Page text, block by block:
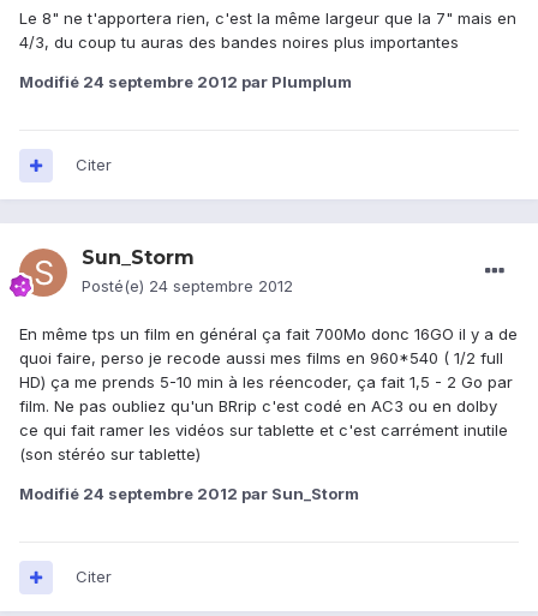
Le 8" ne t'apportera rien, c'est la même largeur que la 7" mais en
4/3, du coup tu auras des bandes noires plus importantes
Modifié 24 septembre 2012 par Plumplum
Citer
Sun_Storm
Posté(e) 24 septembre 2012
En même tps un film en général ça fait 700Mo donc 16GO il y a de
quoi faire, perso je recode aussi mes films en 960*540 ( 1/2 full
HD) ça me prends 5-10 min à les réencoder, ça fait 1,5 - 2 Go par
film. Ne pas oubliez qu'un BRrip c'est codé en AC3 ou en dolby
ce qui fait ramer les vidéos sur tablette et c'est carrément inutile
(son stéréo sur tablette)
Modifié 24 septembre 2012 par Sun_Storm
Citer